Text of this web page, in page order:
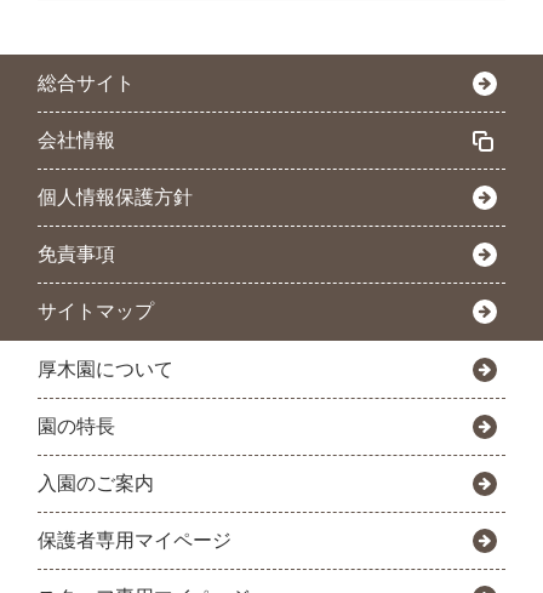
総合サイト
会社情報
個人情報保護方針
免責事項
サイトマップ
厚木園について
園の特長
入園のご案内
保護者専用マイページ